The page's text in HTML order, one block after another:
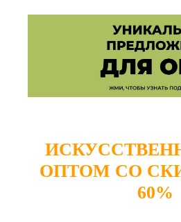
ОПТОМ СО
60%